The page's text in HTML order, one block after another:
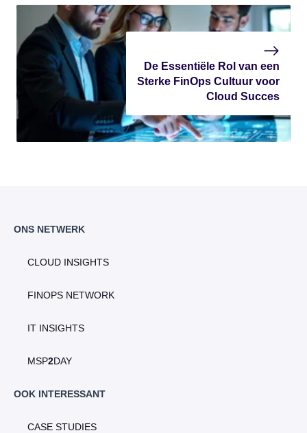
De Essentiële Rol van een
Sterke FinOps Cultuur voor
Cloud Succes
ONS NETWERK
CLOUD INSIGHTS
FINOPS NETWORK
IT INSIGHTS
MSP2DAY
OOK INTERESSANT
CASE STUDIES